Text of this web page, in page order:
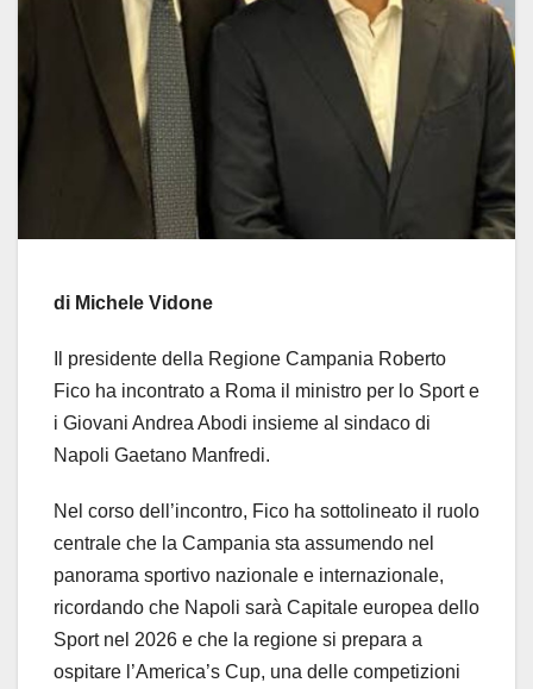
di Michele Vidone
Il presidente della Regione Campania Roberto
Fico ha incontrato a Roma il ministro per lo Sport e
i Giovani Andrea Abodi insieme al sindaco di
Napoli Gaetano Manfredi.
Nel corso dell’incontro, Fico ha sottolineato il ruolo
centrale che la Campania sta assumendo nel
panorama sportivo nazionale e internazionale,
ricordando che Napoli sarà Capitale europea dello
Sport nel 2026 e che la regione si prepara a
ospitare l’America’s Cup, una delle competizioni